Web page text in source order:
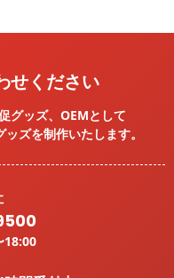
せください
グッズ、OEMとして
ッズを制作いたします。
18:00